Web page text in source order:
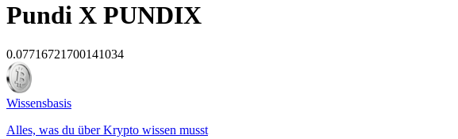
Pundi X PUNDIX
0.07716721700141034
Wissensbasis
Alles, was du über Krypto wissen musst